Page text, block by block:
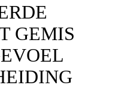
GEMIS